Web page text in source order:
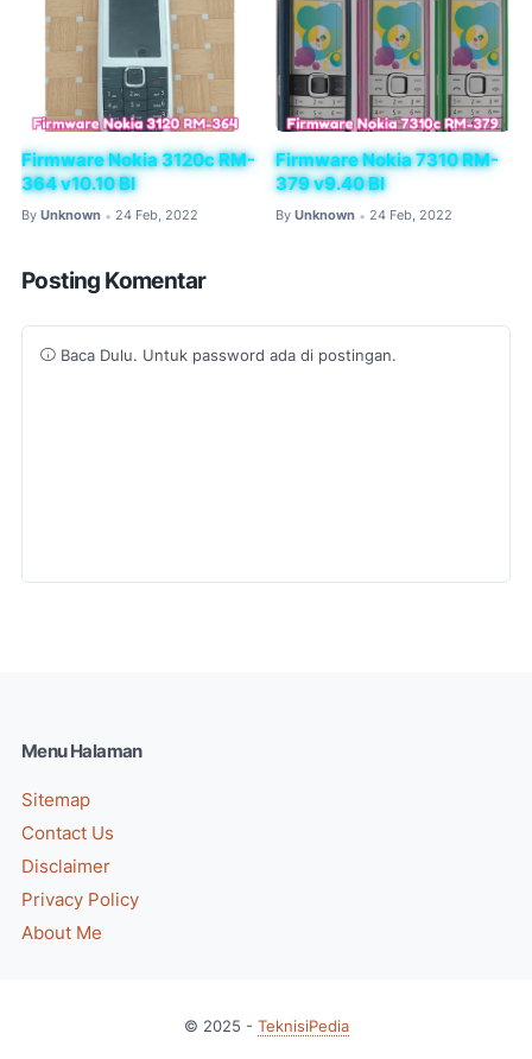
Firmware Nokia 3120c RM-
364 v10.10 BI
By Unknown • 24 Feb, 2022
Firmware Nokia 7310 RM-
379 v9.40 BI
By Unknown • 24 Feb, 2022
Posting Komentar
Baca Dulu. Untuk password ada di postingan.
Menu Halaman
Sitemap
Contact Us
Disclaimer
Privacy Policy
About Me
© 2025 - TeknisiPedia